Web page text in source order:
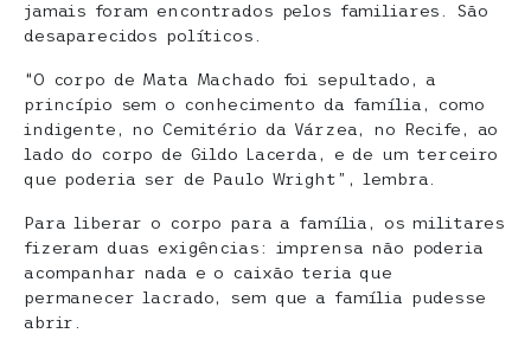
jamais foram encontrados pelos familiares. São
desaparecidos políticos.
“O corpo de Mata Machado foi sepultado, a
princípio sem o conhecimento da família, como
indigente, no Cemitério da Várzea, no Recife, ao
lado do corpo de Gildo Lacerda, e de um terceiro
que poderia ser de Paulo Wright”, lembra.
Para liberar o corpo para a família, os militares
fizeram duas exigências: imprensa não poderia
acompanhar nada e o caixão teria que
permanecer lacrado, sem que a família pudesse
abrir.